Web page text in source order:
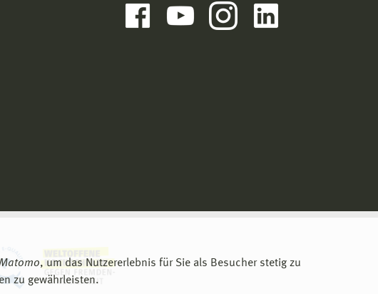
, um das Nutzererlebnis für Sie als Besucher stetig zu
zu gewährleisten.